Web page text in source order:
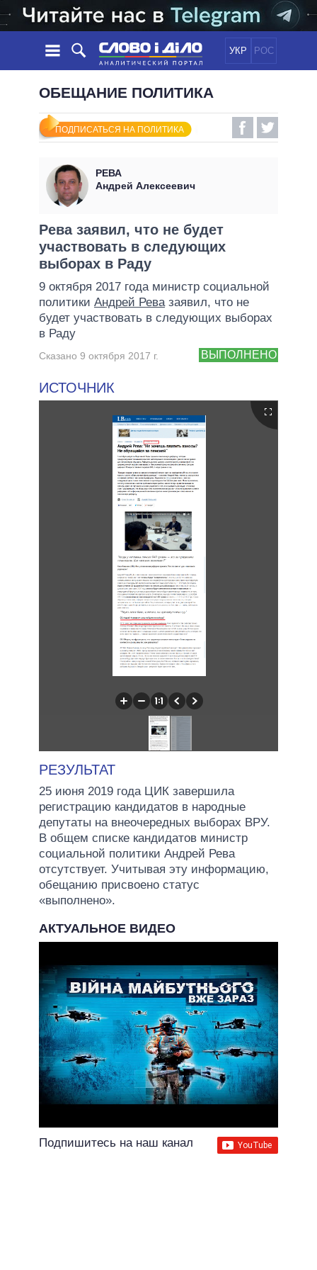
УКР РОС
НОВОСТИ
ЛЕНТА
СОБЫТИЯ
СТАТЬИ
МНЕНИЯ
ОБЗОРЫ
ДАЙДЖЕСТЫ
ПОЛИТИКА
ЭКОНОМИКА
МИР
ОБЕЩАНИЯ
ВСЕ ПОЛИТИКИ
ПРЕЗИДЕНТ И ОФИС
ВЕРХОВНАЯ РАДА
КАБИНЕТ МИНИСТРОВ
ГЛАВЫ ОБЛАДМИНИСТРАЦИЙ
МЭРЫ
ВСЕ ПЕРСОНЫ
ИНФОГРАФИКА
ПОДДЕРЖАТЬ
ОБЕЩАНИЕ ПОЛИТИКА
ПОДПИСАТЬСЯ НА ПОЛИТИКА
РЕВА
Андрей Алексеевич
Рева заявил, что не будет
участвовать в следующих
выборах в Раду
9 октября 2017 года министр социальной
политики Андрей Рева заявил, что не
будет участвовать в следующих выборах
в Раду
ВЫПОЛНЕНО
Сказано 9 октября 2017 г.
ИСТОЧНИК
РЕЗУЛЬТАТ
25 июня 2019 года ЦИК завершила
регистрацию кандидатов в народные
депутаты на внеочередных выборах ВРУ.
В общем списке кандидатов министр
социальной политики Андрей Рева
отсутствует. Учитывая эту информацию,
обещанию присвоено статус
«выполнено».
АКТУАЛЬНОЕ ВИДЕО
Подпишитесь на наш канал